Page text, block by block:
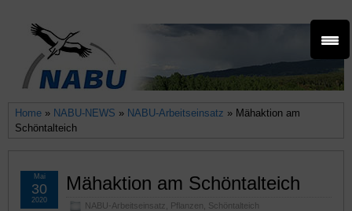
Home » NABU-NEWS » NABU-Arbeitseinsatz » Mähaktion am
Schöntalteich
Mähaktion am Schöntalteich
NABU-Arbeitseinsatz Pflanzen Schöntalteich
Mai
30
2020